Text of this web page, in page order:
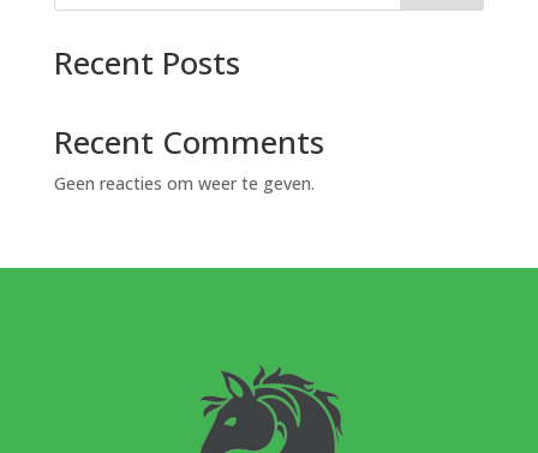
Recent Posts
Recent Comments
Geen reacties om weer te geven.